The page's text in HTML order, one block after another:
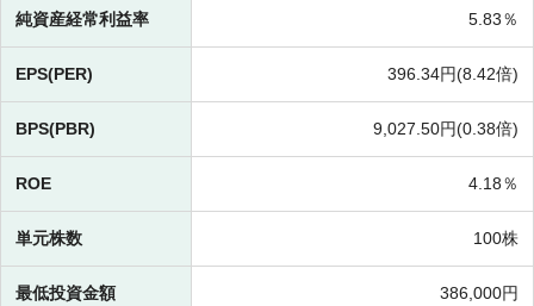
純資産経常利益率 5.83％
EPS(PER) 396.34円(8.42倍)
BPS(PBR) 9,027.50円(0.38倍)
ROE 4.18％
単元株数 100株
最低投資金額 386,000円